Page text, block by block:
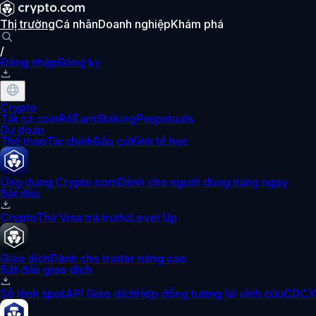
Thị trườngCá nhânDoanh nghiệpKhám phá
/
Đăng nhậpĐăng ký
Crypto
Tất cả coinRổEarnStakingPerpetuals
Dự đoán
Thể thaoTài chínhBầu cửKinh tế học
Ứng dụng Crypto.comDành cho người dùng hàng ngày
Bắt đầu
CryptoThẻ Visa trả trướcLevel Up
Giao dịchDành cho trader nâng cao
Bắt đầu giao dịch
Sổ lệnh spotAPI Giao dịchHợp đồng tương lai vĩnh cửu